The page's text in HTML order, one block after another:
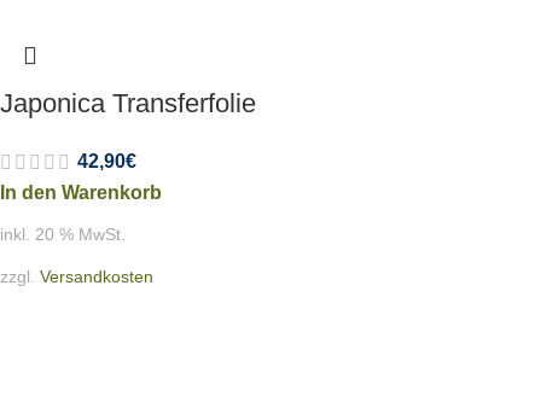
Japonica Transferfolie
42,90€
In den Warenkorb
inkl. 20 % MwSt.
zzgl. Versandkosten